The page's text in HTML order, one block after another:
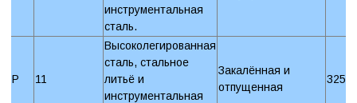
инструментальная
сталь.
P 11
Высоколегированная
сталь, стальное
литьё и
инструментальная
Закалённая и
отпущенная
325